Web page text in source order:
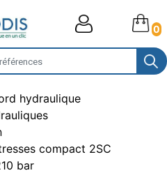
0
hydraulique
compact 2SC
bar